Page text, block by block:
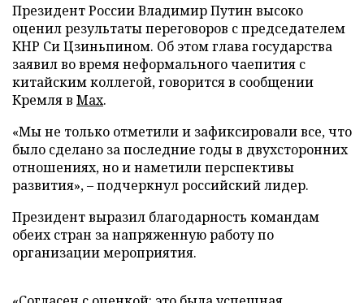
Президент России Владимир Путин высоко
оценил результаты переговоров с председателем
КНР Си Цзиньпином. Об этом глава государства
заявил во время неформального чаепития с
китайским коллегой, говорится в сообщении
Кремля в Max.
«Мы не только отметили и зафиксировали все, что
было сделано за последние годы в двухсторонних
отношениях, но и наметили перспективы
развития», – подчеркнул российский лидер.
Президент выразил благодарность командам
обеих стран за напряженную работу по
организации мероприятия.